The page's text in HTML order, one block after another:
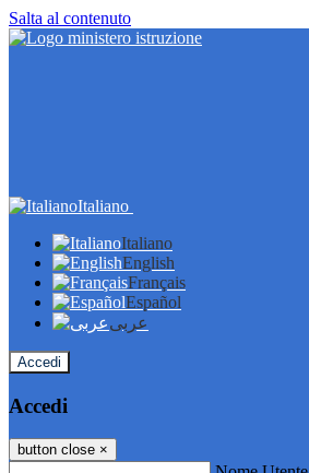
Salta al contenuto
Italiano
Italiano
English
Français
Español
عربى
Accedi
Accedi
button close ×